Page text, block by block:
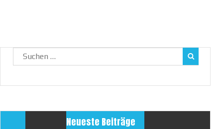
Suchen
nach:
Neueste Beiträge